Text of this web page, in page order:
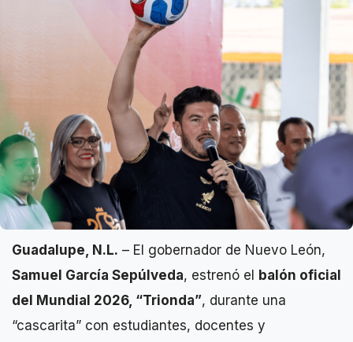
Guadalupe, N.L. – El gobernador de Nuevo León,
Samuel García Sepúlveda, estrenó el
balón oficial
del Mundial 2026, “Trionda”, durante una
“cascarita” con estudiantes, docentes y